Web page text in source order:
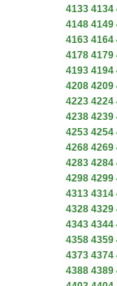
4133 4134
4148 4149
4163 4164
4178 4179
4193 4194
4208 4209
4223 4224
4238 4239
4253 4254
4268 4269
4283 4284
4298 4299
4313 4314
4328 4329
4343 4344
4358 4359
4373 4374
4388 4389